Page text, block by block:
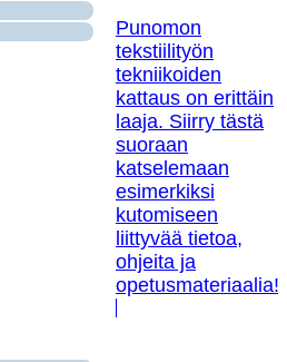
Punomon
tekstiilityön
tekniikoiden
kattaus on erittäin
laaja. Siirry tästä
suoraan
katselemaan
esimerkiksi
kutomiseen
liittyvää tietoa,
ohjeita ja
opetusmateriaalia!